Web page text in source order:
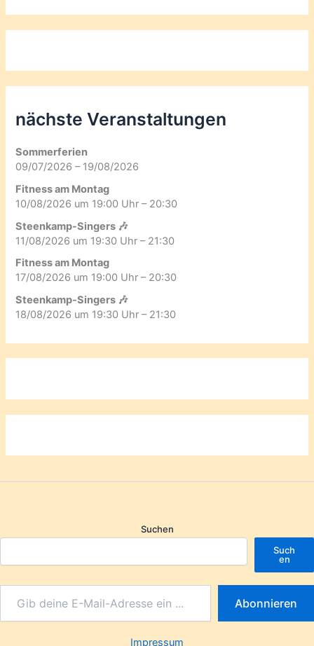
nächste Veranstaltungen
Sommerferien
09/07/2026 – 19/08/2026
Fitness am Montag
10/08/2026 um 19:00 Uhr – 20:30
Steenkamp-Singers 🎶
11/08/2026 um 19:30 Uhr – 21:30
Fitness am Montag
17/08/2026 um 19:00 Uhr – 20:30
Steenkamp-Singers 🎶
18/08/2026 um 19:30 Uhr – 21:30
Suchen
Such
en
Abonnieren
Impressum